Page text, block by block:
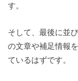
す。
そして、最後に並
の文章や補足情報
ているはずです。